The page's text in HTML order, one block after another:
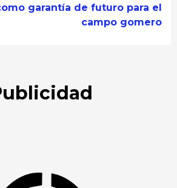
garantía de futuro para el
campo gomero